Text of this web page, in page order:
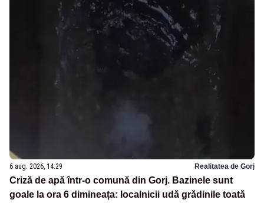
6 aug. 2026, 14:29 Realitatea de Gorj
Criză de apă într-o comună din Gorj. Bazinele sunt
goale la ora 6 dimineața: localnicii udă grădinile toată